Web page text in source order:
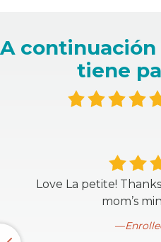
A
tiene
Love La petite!
mom’s